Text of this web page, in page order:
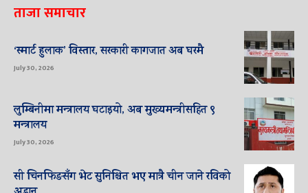
ताजा समाचार
‘स्मार्ट हुलाक’ विस्तार, सरकारी कागजात अब घरमै
July 30, 2026
लुम्बिनीमा मन्त्रालय घटाइयो, अब मुख्यमन्त्रीसहित ९
मन्त्रालय
July 30, 2026
सी चिनफिङसँग भेट सुनिश्चित भए मात्रै चीन जाने रविको